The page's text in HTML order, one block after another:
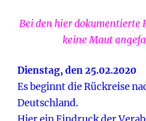
Bei den hier dokumentierte
keine Maut
Dienstag, den 25.02.2020
Es beginnt die Rückreise
Deutschland.